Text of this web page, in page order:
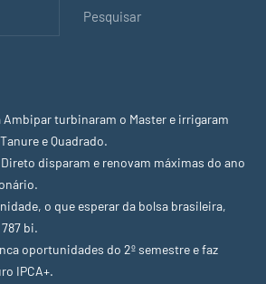
Pesquisar
Ambipar turbinaram o Master e irrigaram
e Quadrado.
disparam e renovam máximas do ano
o que esperar da bolsa brasileira,
bi.
oportunidades do 2º semestre e faz
IPCA+.